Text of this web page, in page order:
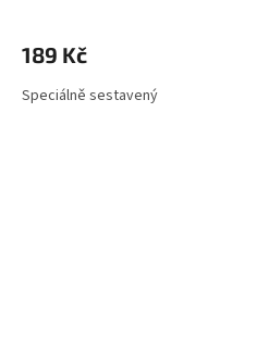
189 Kč
Speciálně sestavený